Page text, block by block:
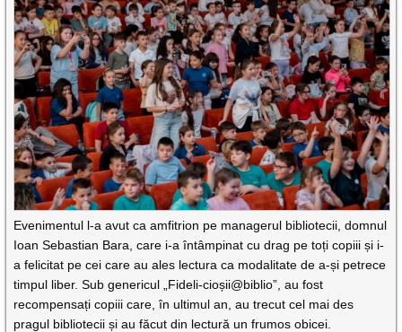
Evenimentul l-a avut ca amfitrion pe managerul bibliotecii, domnul
Ioan Sebastian Bara, care i-a întâmpinat cu drag pe toți copiii și i-
a felicitat pe cei care au ales lectura ca modalitate de a-și petrece
timpul liber. Sub genericul „Fideli-cioșii@biblio”, au fost
recompensați copiii care, în ultimul an, au trecut cel mai des
pragul bibliotecii și au făcut din lectură un frumos obicei.